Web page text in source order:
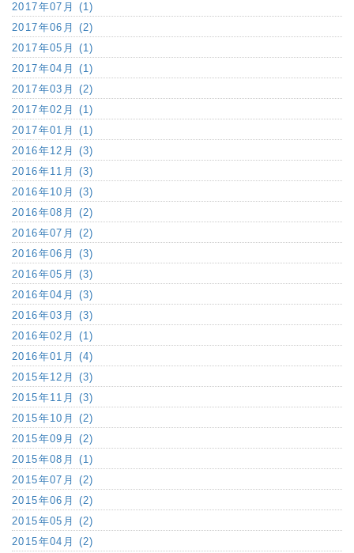
2017年07月 (1)
2017年06月 (2)
2017年05月 (1)
2017年04月 (1)
2017年03月 (2)
2017年02月 (1)
2017年01月 (1)
2016年12月 (3)
2016年11月 (3)
2016年10月 (3)
2016年08月 (2)
2016年07月 (2)
2016年06月 (3)
2016年05月 (3)
2016年04月 (3)
2016年03月 (3)
2016年02月 (1)
2016年01月 (4)
2015年12月 (3)
2015年11月 (3)
2015年10月 (2)
2015年09月 (2)
2015年08月 (1)
2015年07月 (2)
2015年06月 (2)
2015年05月 (2)
2015年04月 (2)